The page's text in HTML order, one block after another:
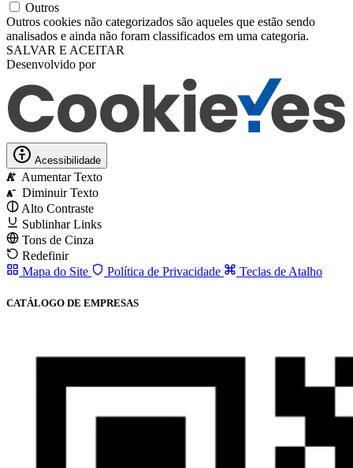
Outros
Outros cookies não categorizados são aqueles que estão sendo
analisados ​​e ainda não foram classificados em uma categoria.
SALVAR E ACEITAR
Desenvolvido por
Acessibilidade
A Aumentar Texto
A
Diminuir Texto
Alto Contraste
Sublinhar Links
Tons de Cinza
Redefinir
Mapa do Site
Política de Privacidade Teclas de Atalho
CATÁLOGO DE EMPRESAS